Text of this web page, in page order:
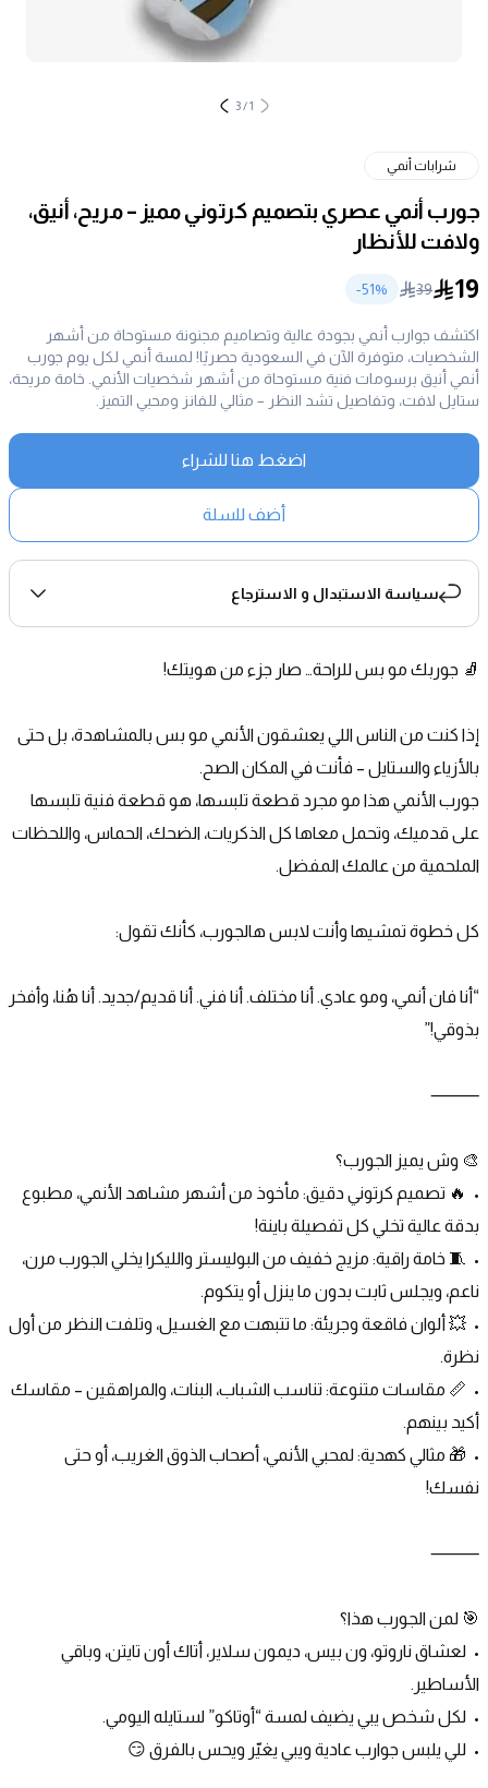
1
/
3
شرابات أنمي
جورب أنمي عصري بتصميم كرتوني مميز – مريح، أنيق،
ولافت للأنظار
19
39
51%-
اكتشف جوارب أنمي بجودة عالية وتصاميم مجنونة مستوحاة من أشهر
الشخصيات، متوفرة الآن في السعودية حصريًا! لمسة أنمي لكل يوم جورب
أنمي أنيق برسومات فنية مستوحاة من أشهر شخصيات الأنمي. خامة مريحة،
ستايل لافت، وتفاصيل تشد النظر – مثالي للفانز ومحبي التميز.
اضغط هنا للشراء
أضف للسلة
سياسة الاستبدال و الاسترجاع
🧦 جوربك مو بس للراحة… صار جزء من هويتك!
بالأزياء والستايل – فأنت في المكان الصح.
الملحمية من عالمك المفضل.
كل خطوة تمشيها وأنت لابس هالجورب، كأنك تقول:
بذوقي!”
⸻
🎨 وش يميز الجورب؟
بدقة عالية تخلي كل تفصيلة باينة!
ناعم، ويجلس ثابت بدون ما ينزل أو يتكوم.
نظرة.
أكيد بينهم.
نفسك!
⸻
🎯 لمن الجورب هذا؟
الأساطير.
•	لكل شخص يبي يضيف لمسة “أوتاكو” لستايله اليومي.
•	للي يلبس جوارب عادية ويبي يغيّر ويحس بالفرق 😏